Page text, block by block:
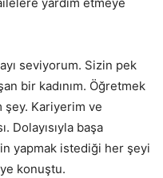
seviyorum. Sizin pek
bir kadınım. Öğretmek
şey. Kariyerim ve
Dolayısıyla başa
yapmak istediği her şeyi
konuştu.